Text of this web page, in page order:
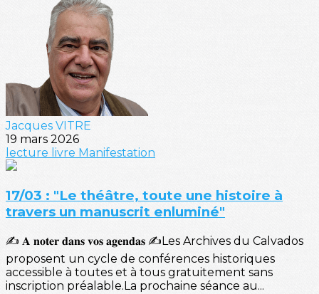
Jacques VITRE
19 mars 2026
lecture livre Manifestation
17/03 : "Le théâtre, toute une histoire à
travers un manuscrit enluminé"
✍️ 𝐀 𝐧𝐨𝐭𝐞𝐫 𝐝𝐚𝐧𝐬 𝐯𝐨𝐬 𝐚𝐠𝐞𝐧𝐝𝐚𝐬 ✍️Les Archives du Calvados
proposent un cycle de conférences historiques
accessible à toutes et à tous gratuitement sans
inscription préalable.La prochaine séance au...